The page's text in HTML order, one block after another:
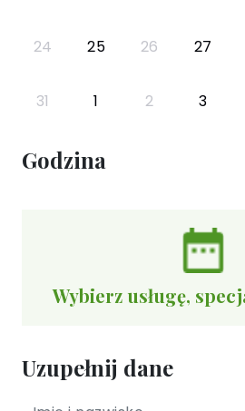
24 25 26 27
31 1 2 3
Godzina
Wybierz usługę,
Uzupełnij dane